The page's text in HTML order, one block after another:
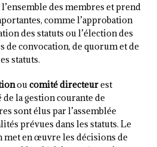
des membres et prend
comme l’approbation
des statuts ou l’élection des
de convocation, de quorum et de
statuts.
oucomité directeurest
la gestion courante de
sont élus par l’assemblée
prévues dans les statuts. Le
en œuvre les décisions de